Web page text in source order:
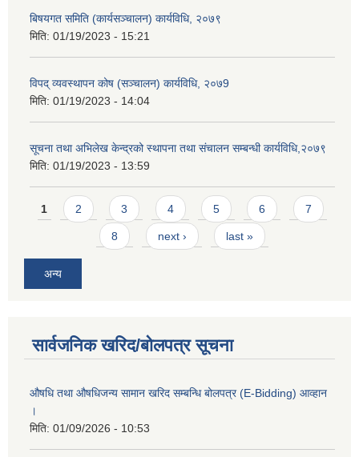
बिषयगत समिति (कार्यसञ्चालन) कार्यविधि, २०७९
मिति: 01/19/2023 - 15:21
विपद् व्यवस्थापन कोष (सञ्चालन) कार्यविधि, २०७9
मिति: 01/19/2023 - 14:04
सूचना तथा अभिलेख केन्द्रको स्थापना तथा संचालन सम्बन्धी कार्यविधि,२०७९
मिति: 01/19/2023 - 13:59
Pages
1 2 3 4 5 6 7
8 next › last »
अन्य
सार्वजनिक खरिद/बोलपत्र सूचना
औषधि तथा औषधिजन्य सामान खरिद सम्बन्धि बोलपत्र (E-Bidding) आव्हान
।
मिति: 01/09/2026 - 10:53